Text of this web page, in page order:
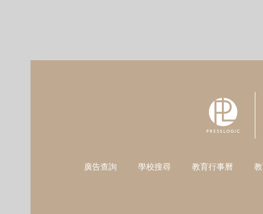
廣告查詢 學校搜尋 教育行事曆